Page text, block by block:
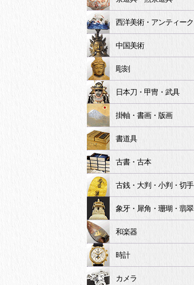
西洋美術・アンティーク
中国美術
彫刻
日本刀・甲冑・武具
掛軸・書画・版画
書道具
古書・古本
古銭・大判・小判・切手
象牙・犀角・珊瑚・翡翠
和楽器
時計
カメラ